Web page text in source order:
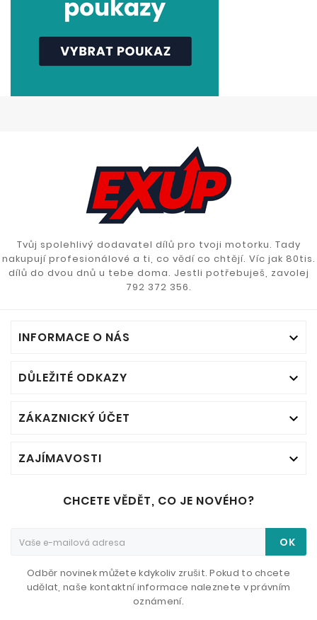
Tvůj spolehlivý dodavatel dílů pro tvoji motorku. Tady
nakupují profesionálové a ti, co vědí co chtějí. Víc jak 80tis.
dílů do dvou dnů u tebe doma. Jestli potřebuješ, zavolej
792 372 356.
INFORMACE O NÁS 
DŮLEŽITÉ ODKAZY 
ZÁKAZNICKÝ ÚČET 
ZAJÍMAVOSTI 
CHCETE VĚDĚT, CO JE NOVÉHO?
OK
Odběr novinek můžete kdykoliv zrušit. Pokud to chcete
udělat, naše kontaktní informace naleznete v právním
oznámení.